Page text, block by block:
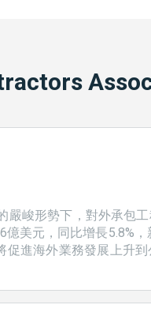
峻形勢下，對外承包
美元，同比增長5.8%
進海外業務發展上升
施建設、產能合作、能